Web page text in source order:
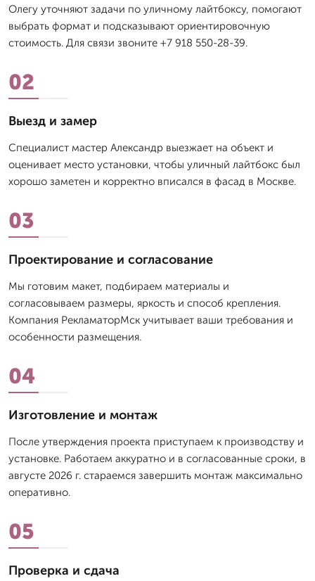
Олегу уточняют задачи по уличному лайтбоксу, помогают
выбрать формат и подсказывают ориентировочную
стоимость. Для связи звоните +7 918 550-28-39.
02
Выезд и замер
Специалист мастер Александр выезжает на объект и
оценивает место установки, чтобы уличный лайтбокс был
хорошо заметен и корректно вписался в фасад в Москве.
03
Проектирование и согласование
Мы готовим макет, подбираем материалы и
согласовываем размеры, яркость и способ крепления.
Компания РекламаторМск учитывает ваши требования и
особенности размещения.
04
Изготовление и монтаж
После утверждения проекта приступаем к производству и
установке. Работаем аккуратно и в согласованные сроки, в
августе 2026 г. стараемся завершить монтаж максимально
оперативно.
05
Проверка и сдача